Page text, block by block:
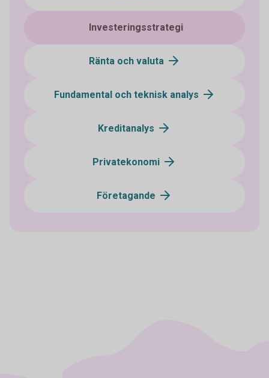
Investeringsstrategi
Ränta och valuta
Fundamental och teknisk analys
Kreditanalys
Privatekonomi
Företagande